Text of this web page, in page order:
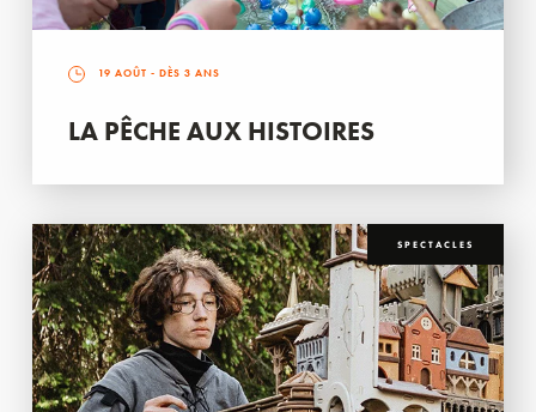
19 AOÛT - DÈS 3 ANS
LA PÊCHE AUX HISTOIRES
SPECTACLES